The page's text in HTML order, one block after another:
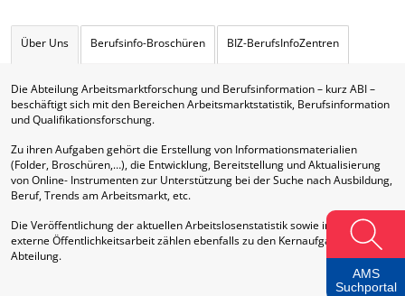
Über Uns Berufsinfo-Broschüren BIZ-BerufsInfoZentren
Die Abteilung Arbeitsmarktforschung und Berufsinformation – kurz ABI –
beschäftigt sich mit den Bereichen Arbeitsmarktstatistik, Berufsinformation
und Qualifikationsforschung.
Zu ihren Aufgaben gehört die Erstellung von Informationsmaterialien
(Folder, Broschüren,…), die Entwicklung, Bereitstellung und Aktualisierung
von Online- Instrumenten zur Unterstützung bei der Suche nach Ausbildung,
Beruf, Trends am Arbeitsmarkt, etc.
Die Veröffentlichung der aktuellen Arbeitslosenstatistik sowie interne und
externe Öffentlichkeitsarbeit zählen ebenfalls zu den Kernaufgaben dieser
Abteilung.
AMS
Suchportal